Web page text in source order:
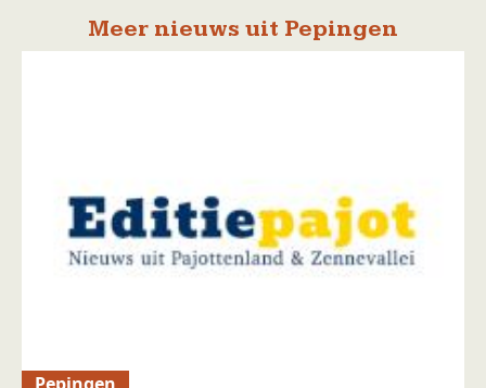
Meer nieuws uit Pepingen